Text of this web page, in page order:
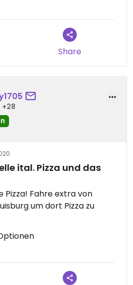
Share
ital. Pizza und das
Pizza! Fahre extra von
um dort Pizza zu